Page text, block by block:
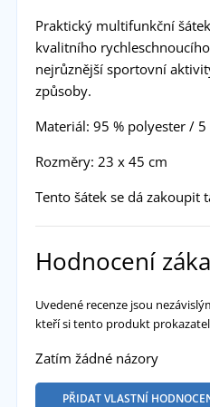
Praktický multifunkční
kvalitního
nejrůznější sportovní
způsoby.
Materiál: 95 % polyester / 5
Rozměry: 23 x 45 cm
Tento šátek se dá zakoupit
Hodnocení
Uvedené recenze jsou
kteří si tento produkt
Zatím žádné názory
PŘIDAT VLASTNÍ